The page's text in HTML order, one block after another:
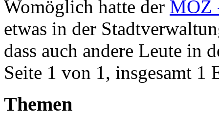
Womöglich hatte der MOZ
etwas in der
dass auch andere Leute in
Seite 1 von 1, insgesamt 1
Themen